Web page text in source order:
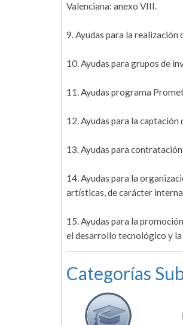
Valenciana: anexo VIII.
9. Ayudas para la
10. Ayudas para grupos de
11. Ayudas programa
12. Ayudas para la
13. Ayudas para
14. Ayudas para la
artísticas, de carácter
15. Ayudas para la
el desarrollo tecnológico y
Categorías